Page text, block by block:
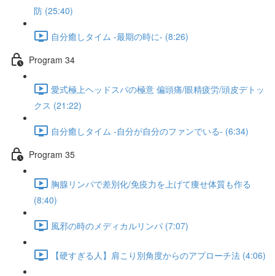
防 (25:40)
自分癒しタイム -最期の時に- (8:26)
Program 34
愛式極上ヘッドスパの極意 偏頭痛/眼精疲労/頭皮デトッ
クス (21:22)
自分癒しタイム -自分が自分のファンでいる- (6:34)
Program 35
胸腺リンパで差別化/免疫力を上げて痩せ体質も作る
(8:40)
風邪の時のメディカルリンパ (7:07)
【硬すぎる人】肩こり別角度からのアプローチ法 (4:06)